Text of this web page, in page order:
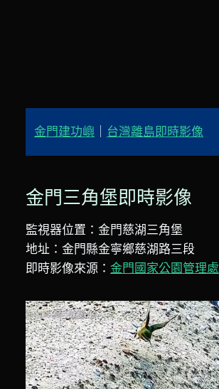
金門建功嶼 台灣離島即時影像
金門三角堡即時影像
監視器位置：金門慈湖三角堡
地址：金門縣金寧鄉慈湖路三段
即時影像來源： 金門國家公園管理處